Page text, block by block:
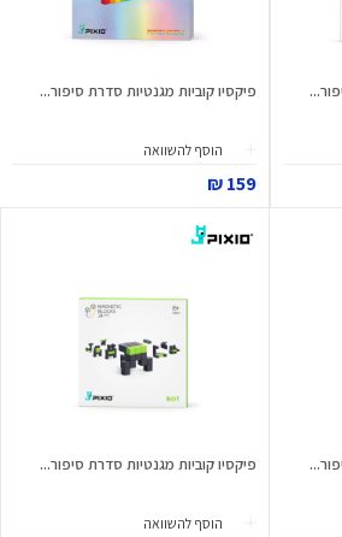
פיקסיו קוביות מגנטיות סדרת סיפור...
הוסף להשוואה
159 ₪
פיקסיו קוביות מגנטיות סדרת סיפור...
הוסף להשוואה